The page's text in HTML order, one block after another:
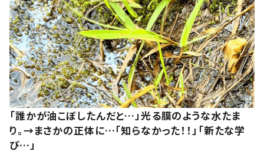
「誰かが油こぼしたんだと…」光る膜のような水たま
り。→まさかの正体に…「知らなかった！！」「新たな学
び…」